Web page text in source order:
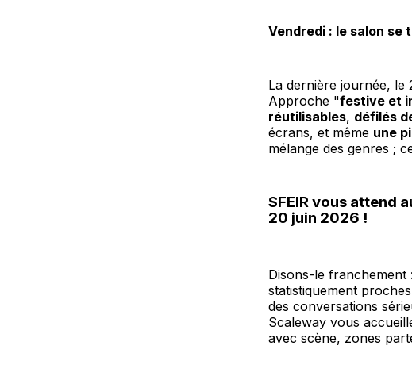
Vendredi : le salon
La dernière journée, le
Approche "festive et
réutilisables, défilés
écrans, et même une
mélange des genres ;
SFEIR vous attend
20 juin 2026 !
Disons-le
statistiquement
des conversations
Scaleway vous
avec scène, zones